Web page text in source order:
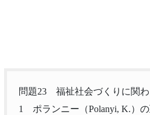
問題23 福祉社会づくりに関わ
1 ポランニー（Polanyi, K.）